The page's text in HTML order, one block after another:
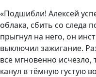
«Подшибли! Алексей
облака, сбить со следа
прыгнул на него, он
выключил зажигание.
всё мгновенно
канул в тёмную густую